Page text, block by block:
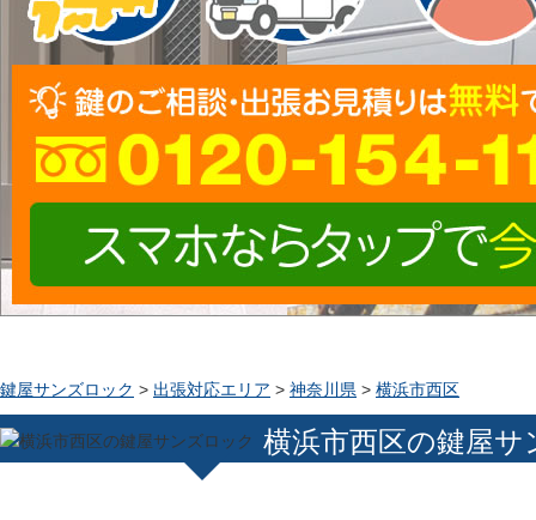
鍵屋サンズロック > 出張対応エリア > 神奈川県 > 横浜市西区
横浜市西区の鍵屋サ